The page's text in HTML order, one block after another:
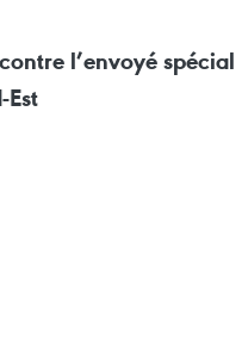
l’envoyé spécial
Est